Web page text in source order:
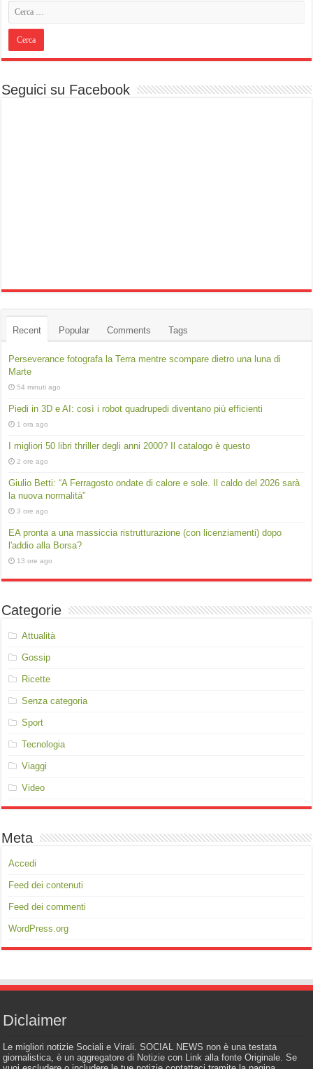
Seguici su Facebook
Recent Popular Comments Tags
Perseverance fotografa la Terra mentre scompare dietro una luna di
Marte
54 minuti ago
Piedi in 3D e AI: così i robot quadrupedi diventano più efficienti
1 ora ago
I migliori 50 libri thriller degli anni 2000? Il catalogo è questo
2 ore ago
Giulio Betti: “A Ferragosto ondate di calore e sole. Il caldo del 2026 sarà
la nuova normalità”
3 ore ago
EA pronta a una massiccia ristrutturazione (con licenziamenti) dopo
l'addio alla Borsa?
13 ore ago
Categorie
Attualità
Gossip
Ricette
Senza categoria
Sport
Tecnologia
Viaggi
Video
Meta
Accedi
Feed dei contenuti
Feed dei commenti
WordPress.org
Diclaimer
Le migliori notizie Sociali e Virali. SOCIAL NEWS non è una testata
giornalistica, è un aggregatore di Notizie con Link alla fonte Originale. Se